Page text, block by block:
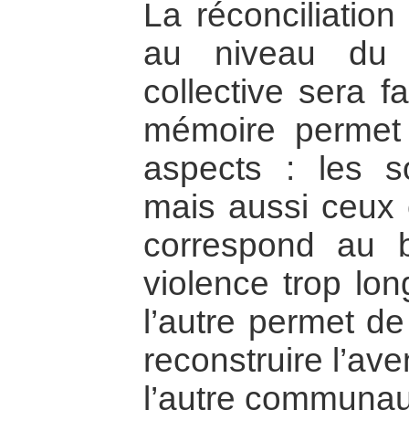
La
au niveau du
collective sera
mémoire
aspects : les
mais aussi ceux
correspond au
violence trop
l’autre permet
reconstruire
l’autre